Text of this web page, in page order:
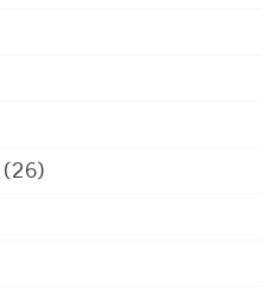
(26)